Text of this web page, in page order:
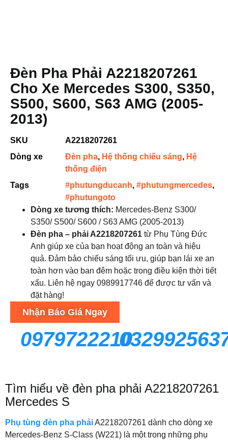
Đèn Pha Phải A2218207261
Cho Xe Mercedes S300, S350,
S500, S600, S63 AMG (2005-
2013)
SKU
A2218207261
Dòng xe
Đèn pha, Hệ thống chiếu sáng, Hệ
thống điện
Tags
#phutungducanh, #phutungmercedes,
#phutungoto
Dòng xe tương thích: Mercedes-Benz S300/
S350/ S500/ S600 / S63 AMG (2005-2013)
Đèn pha – phải A2218207261 từ Phụ Tùng Đức
Anh giúp xe của bạn hoạt động an toàn và hiệu
quả. Đảm bảo chiếu sáng tối ưu, giúp bạn lái xe an
toàn hơn vào ban đêm hoặc trong điều kiện thời tiết
xấu. Liên hệ ngay 0989917746 để được tư vấn và
đặt hàng!
Nhận Báo Giá Ngay
0979722210
Tìm hiểu về đèn pha phải A2218207261
Mercedes S
Phụ tùng đèn pha phảiA2218207261 dành cho dòng xe
Mercedes-Benz S-Class (W221) là một trong những phụ